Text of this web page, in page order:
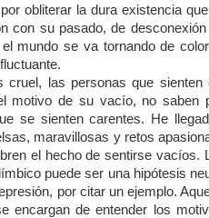
obliterar la dura existencia
con su pasado, de
mundo se va tornando de
cruel, las personas que
motivo de su vacío, no saben
se sienten carentes. He
maravillosas y retos
el hecho de sentirse vacíos.
puede ser una hipótesis
por citar un ejemplo.
encargan de entender los